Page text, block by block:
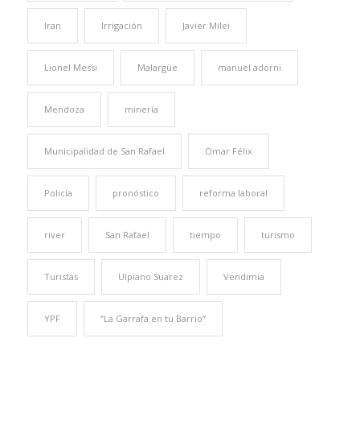
Iran Irrigación Javier Milei
Lionel Messi Malargüe manuel adorni
Mendoza minería
Municipalidad de San Rafael Omar Félix
Policía pronóstico reforma laboral
river San Rafael tiempo turismo
Turistas Ulpiano Suarez Vendimia
YPF “La Garrafa en tu Barrio”